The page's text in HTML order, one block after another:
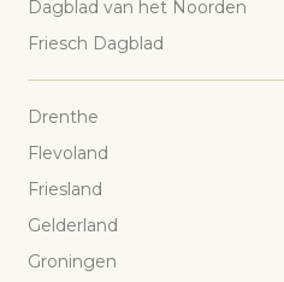
Dagblad van het Noorden
Friesch Dagblad
Drenthe
Flevoland
Friesland
Gelderland
Groningen